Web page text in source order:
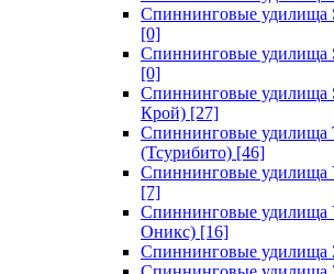
Спиннинговые удилища
[0]
Спиннинговые удилища
[0]
Спиннинговые удилища
Крой) [27]
Спиннинговые удилища
(Тсурибито) [46]
Спиннинговые
[7]
Спиннинговые удилища
Оникс) [16]
Спиннинговые удилища